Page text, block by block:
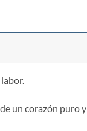
un corazón puro y